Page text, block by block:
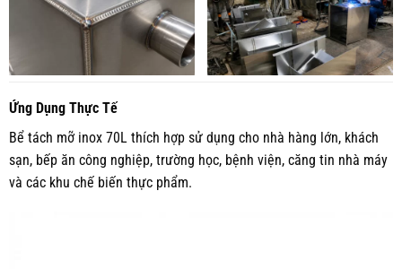
Ứng Dụng Thực Tế
Bể tách mỡ inox 70L thích hợp sử dụng cho nhà hàng lớn, khách
sạn, bếp ăn công nghiệp, trường học, bệnh viện, căng tin nhà máy
và các khu chế biến thực phẩm.